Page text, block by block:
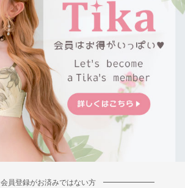
会員登録がお済みではない方